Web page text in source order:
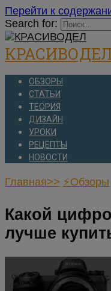
Перейти к
Search for:
ОБЗОРЫ
СТАТЬИ
ТЕОРИЯ
ДИЗАЙН
УРОКИ
РЕЦЕПТЫ
НОВОСТИ
Главная>> ⚡Обзоры
Какой
лучше